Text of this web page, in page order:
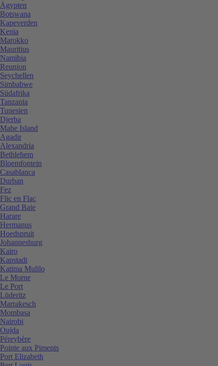
Ägypten
Botswana
Kapeverden
Kenia
Marokko
Mauritius
Namibia
Reunion
Seychellen
Simbabwe
Südafrika
Tanzania
Tunesien
Djerba
Mahe Island
Agadir
Alexandria
Bethlehem
Bloemfontein
Casablanca
Durban
Fez
Flic en Flac
Grand Baie
Harare
Hermanus
Hoedspruit
Johannesburg
Kairo
Kapstadt
Katima Mulilo
Le Morne
Le Port
Lüderitz
Marrakesch
Mombasa
Nairobi
Oujda
Péreybère
Pointe aux Piments
Port Elizabeth